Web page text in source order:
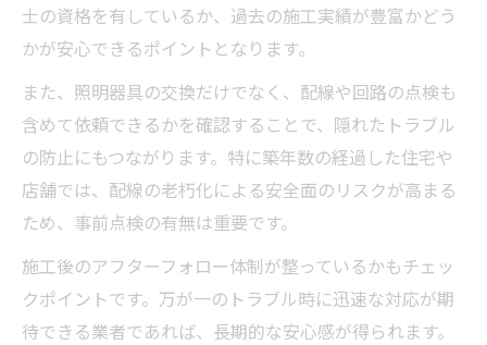
士の資格を有しているか、過去の施工実績が豊富かどう
かが安心できるポイントとなります。
また、照明器具の交換だけでなく、配線や回路の点検も
含めて依頼できるかを確認することで、隠れたトラブル
の防止にもつながります。特に築年数の経過した住宅や
店舗では、配線の老朽化による安全面のリスクが高まる
ため、事前点検の有無は重要です。
施工後のアフターフォロー体制が整っているかもチェッ
クポイントです。万が一のトラブル時に迅速な対応が期
待できる業者であれば、長期的な安心感が得られます。